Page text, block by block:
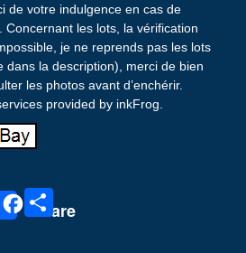
de votre indulgence en cas de
Concernant les lots, la vérification
je ne reprends pas les lots
dans la description), merci de bien
les photos avant d’enchérir.
provided by inkFrog.
Share
P